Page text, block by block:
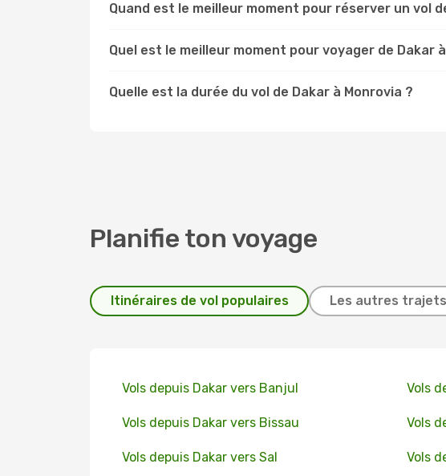
Quand est le meilleur moment pour réserver un vol
Quel est le meilleur moment pour voyager de Dakar
Quelle est la durée du vol de Dakar à Monrovia ?
Planifie ton voyage
Itinéraires de vol populaires Les autres
Vols depuis Dakar vers Banjul Vols
Vols depuis Dakar vers Bissau Vols
Vols depuis Dakar vers Sal Vols